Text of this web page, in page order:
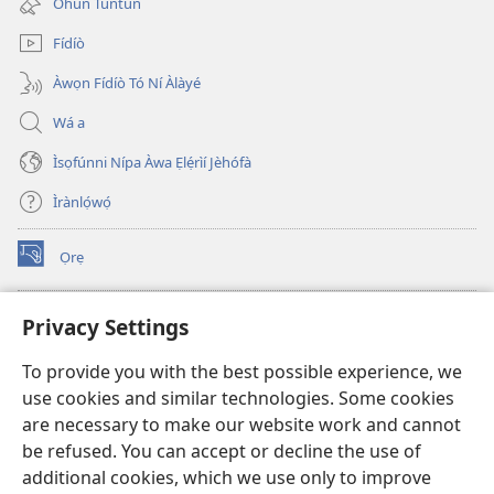
Privacy Settings
To provide you with the best possible experience, we
use cookies and similar technologies. Some cookies
are necessary to make our website work and cannot
be refused. You can accept or decline the use of
additional cookies, which we use only to improve
window)
Fídíò
Àwọn Fídíò Tó Ní Àlàyé
Wá a
Ìsọfúnni Nípa Àwa Ẹlẹ́rìí Jèhófà
Ìrànlọ́wọ́
Ọrẹ
(opens
new
ÀKÁ ÌWÉ ORÍ ÍŃTÁNẸ́Ẹ̀TÌ TI Watchtower™
(opens
window)JW Hub
(opens
new
window)JW Library
Watchtower Library ®